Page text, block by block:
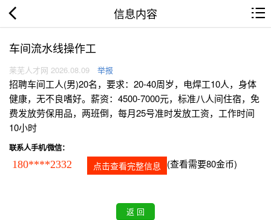
信息内容
车间流水线操作工
莱芜人才网 2026.08.09 举报
招聘车间工人(男)20名，要求：20-40周岁，电焊工10人，身体
健康，无不良嗜好。薪资：4500-7000元，标准八人间住宿，免
费发放劳保用品，两班倒，每月25号准时发放工资，工作时间
10小时
联系人手机/微信：
180****2332 点击查看完整信息 (查看需要80金币)